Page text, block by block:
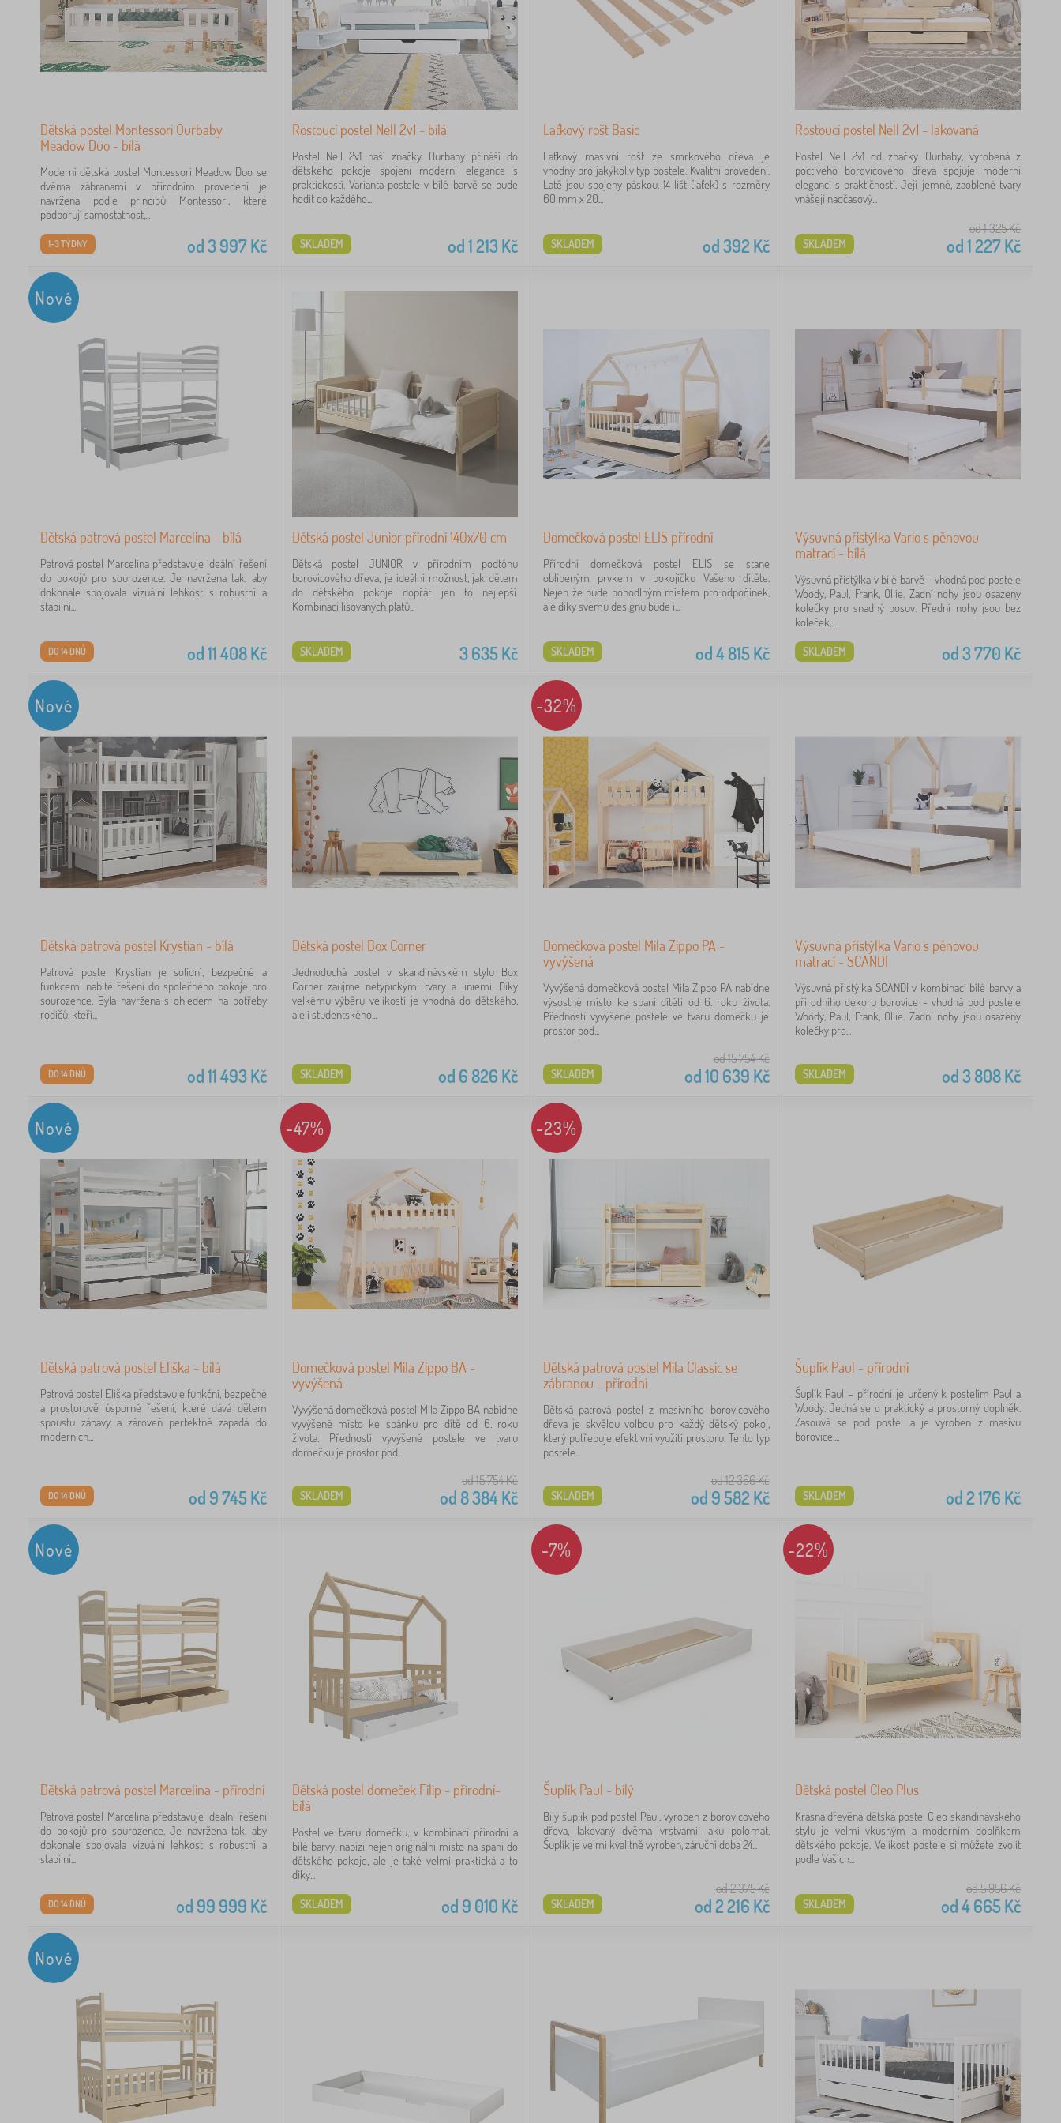
Dětská postel Montessori Ourbaby
Meadow Duo - bílá
Moderní dětská postel Montessori Meadow Duo se
dvěma zábranami v přírodním provedení je
navržena podle principů Montessori, které
podporují samostatnost,...
od3 997Kč
1-3 TÝDNY
Rostoucí postel Nell 2v1 - bílá
Postel Nell 2v1 naší značky Ourbaby přináší do
dětského pokoje spojení moderní elegance s
praktickostí. Varianta postele v bílé barvě se bude
hodit do každého...
od1 213Kč
SKLADEM
Laťkový rošt Basic
Laťkový masivní rošt ze smrkového dřeva je
vhodný pro jakýkoliv typ postele. Kvalitní provedení.
Latě jsou spojeny páskou. 14 lišt (laťek) s rozměry
60 mm x 20...
od392 Kč
SKLADEM
Rostoucí postel Nell 2v1 - lakovaná
Postel Nell 2v1 od značky Ourbaby, vyrobená z
poctivého borovicového dřeva spojuje moderní
eleganci s praktičností. Její jemné, zaoblené tvary
vnášejí nadčasový...
od 1 325Kč
od1 227Kč
SKLADEM
Nové
Dětská patrová postel Marcelina - bílá
Patrová postel Marcelina představuje ideální řešení
do pokojů pro sourozence. Je navržena tak, aby
dokonale spojovala vizuální lehkost s robustní a
stabilní...
od11 408Kč
DO 14 DNŮ
Dětská postel Junior přírodní 140x70 cm
Dětská postel JUNIOR v přírodním podtónu
borovicového dřeva, je ideální možnost, jak dětem
do dětského pokoje dopřát jen to nejlepší.
Kombinací lisovaných plátů...
3 635Kč
SKLADEM
Domečková postel ELIS přírodní
Přírodní domečková postel ELIS se stane
oblíbeným prvkem v pokojíčku Vašeho dítěte.
Nejen že bude pohodlným místem pro odpočinek,
ale díky svému designu bude i...
od4 815Kč
SKLADEM
Výsuvná přistýlka Vario s pěnovou
matrací - bílá
Výsuvná přistýlka v bílé barvě - vhodná pod postele
Woody, Paul, Frank, Ollie. Zadní nohy jsou osazeny
kolečky pro snadný posuv. Přední nohy jsou bez
koleček,...
od3 770 Kč
SKLADEM
Nové
Dětská patrová postel Krystian - bílá
Patrová postel Krystian je solidní, bezpečné a
funkcemi nabité řešení do společného pokoje pro
sourozence. Byla navržena s ohledem na potřeby
rodičů, kteří...
od11 493Kč
DO 14 DNŮ
Dětská postel Box Corner
Jednoduchá postel v skandinávském stylu Box
Corner zaujme netypickými tvary a liniemi. Díky
velkému výběru velikostí je vhodná do dětského,
ale i studentského...
od 6 826 Kč
SKLADEM
-32%
Domečková postel Mila Zippo PA -
vyvýšená
Vyvýšená domečková postel Mila Zippo PA nabídne
výsostné místo ke spaní dítěti od 6. roku života.
Předností vyvýšené postele ve tvaru domečku je
prostor pod...
od 15 754Kč
od10 639 Kč
SKLADEM
Výsuvná přistýlka Vario s pěnovou
matrací - SCANDI
Výsuvná přistýlka SCANDI v kombinaci bílé barvy a
přírodního dekoru borovice - vhodná pod postele
Woody, Paul, Frank, Ollie. Zadní nohy jsou osazeny
kolečky pro...
od3 808Kč
SKLADEM
Nové
Dětská patrová postel Eliška - bílá
Patrová postel Eliška představuje funkční, bezpečné
a prostorově úsporné řešení, které dává dětem
spoustu zábavy a zároveň perfektně zapadá do
moderních...
od 9 745Kč
DO 14 DNŮ
-47%
Domečková postel Mila Zippo BA -
vyvýšená
Vyvýšená domečková postel Mila Zippo BA nabídne
vyvýšené místo ke spánku pro dítě od 6. roku
života. Předností vyvýšené postele ve tvaru
domečku je prostor pod...
od 15 754Kč
od 8 384Kč
SKLADEM
-23%
Dětská patrová postel Mila Classic se
zábranou - přírodní
Dětská patrová postel z masivního borovicového
dřeva je skvělou volbou pro každý dětský pokoj,
který potřebuje efektivní využití prostoru. Tento typ
postele...
od 12 366Kč
od 9 582 Kč
SKLADEM
Šuplík Paul - přírodní
Šuplík Paul – přírodní je určený k postelím Paul a
Woody. Jedná se o praktický a prostorný doplněk.
Zasouvá se pod postel a je vyroben z masivu
borovice,...
od2 176 Kč
SKLADEM
Nové
Dětská patrová postel Marcelina - přírodní
Patrová postel Marcelina představuje ideální řešení
do pokojů pro sourozence. Je navržena tak, aby
dokonale spojovala vizuální lehkost s robustní a
stabilní...
od 99 999 Kč
DO 14 DNŮ
Dětská postel domeček Filip - přírodní-
bílá
Postel ve tvaru domečku, v kombinací přírodní a
bílé barvy, nabízí nejen originální místo na spaní do
dětského pokoje, ale je také velmi praktická a to
díky...
od 9 010 Kč
SKLADEM
-7%
Šuplík Paul - bílý
Bílý šuplík pod postel Paul, vyroben z borovicového
dřeva, lakovaný dvěma vrstvami laku polomat.
Šuplík je velmi kvalitně vyroben, záruční doba 24...
od 2 375Kč
od2 216 Kč
SKLADEM
-22%
Dětská postel Cleo Plus
Krásná dřevěná dětská postel Cleo skandinávského
stylu je velmi vkusným a moderním doplňkem
dětského pokoje. Velikost postele si můžete zvolit
podle Vašich...
od 5 956Kč
od4 665Kč
SKLADEM
Nové